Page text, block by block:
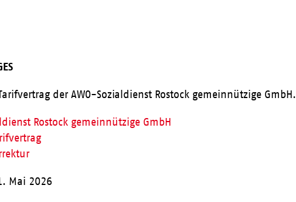
der AWO-Sozialdienst Rostock gemeinnützige GmbH.
Rostock gemeinnützige GmbH
Mai 2026